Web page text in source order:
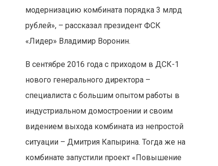
модернизацию комбината порядка 3 млрд
рублей», – рассказал президент ФСК
«Лидер» Владимир Воронин.
В сентябре 2016 года с приходом в ДСК-1
нового генерального директора –
специалиста с большим опытом работы в
индустриальном домостроении и своим
видением выхода комбината из непростой
ситуации – Дмитрия Капырина. Тогда же на
комбинате запустили проект «Повышение